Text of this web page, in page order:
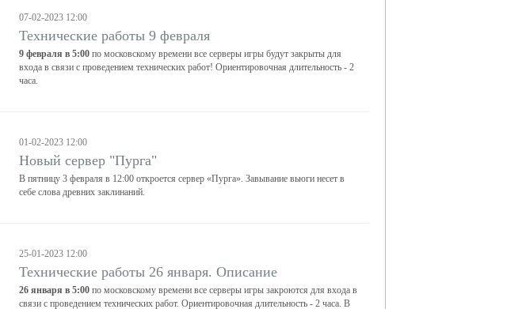
07-02-2023 12:00
Технические работы 9 февраля
9 февраля в 5:00 по московскому времени все серверы игры будут закрыты для
входа в связи с проведением технических работ! Ориентировочная длительность - 2
часа.
01-02-2023 12:00
Новый сервер "Пурга"
В пятницу 3 февраля в 12:00 откроется сервер «Пурга». Завывание вьюги несет в
себе слова древних заклинаний.
25-01-2023 12:00
Технические работы 26 января. Описание
26 января в 5:00 по московскому времени все серверы игры закроются для входа в
связи с проведением технических работ. Ориентировочная длительность - 2 часа. В